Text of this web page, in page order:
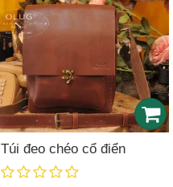
Túi đeo chéo cổ điển